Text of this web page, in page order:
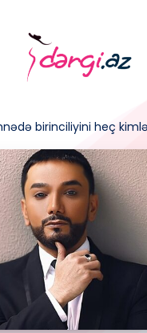
birinciliyini heç